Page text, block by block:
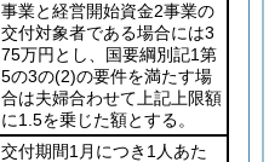
事業と経営開始資金2事業の
交付対象者である場合には3
75万円とし、国要綱別記1第
5の3の(2)の要件を満たす場
合は夫婦合わせて上記上限額
に1.5を乗じた額とする。
交付期間1月につき1人あた